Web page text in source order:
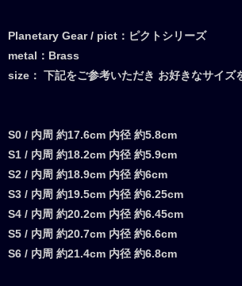
Planetary Gear / pict：ピクトシリーズ
metal：Brass
size： 下記をご参考いただき お好きなサイズ
S0 / 内周 約17.6cm 内径 約5.8cm
S1 / 内周 約18.2cm 内径 約5.9cm
S2 / 内周 約18.9cm 内径 約6cm
S3 / 内周 約19.5cm 内径 約6.25cm
S4 / 内周 約20.2cm 内径 約6.45cm
S5 / 内周 約20.7cm 内径 約6.6cm
S6 / 内周 約21.4cm 内径 約6.8cm